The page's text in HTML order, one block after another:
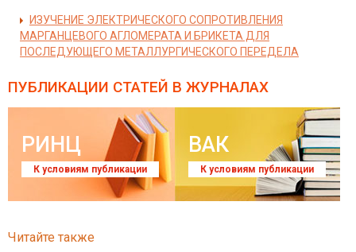
ИЗУЧЕНИЕ ЭЛЕКТРИЧЕСКОГО СОПРОТИВЛЕНИЯ
МАРГАНЦЕВОГО АГЛОМЕРАТА И БРИКЕТА ДЛЯ
ПОСЛЕДУЮЩЕГО МЕТАЛЛУРГИЧЕСКОГО ПЕРЕДЕЛА
ПУБЛИКАЦИИ СТАТЕЙ В ЖУРНАЛАХ
РИНЦ
К условиям публикации
ВАК
К условиям публикации
Читайте также